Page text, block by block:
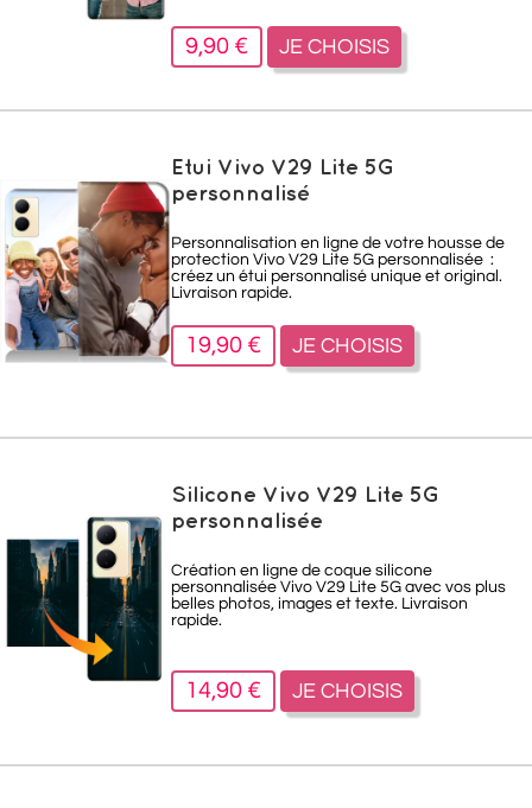
9,90 € JE CHOISIS
Etui Vivo V29 Lite 5G
personnalisé
Personnalisation en ligne de votre housse de
protection Vivo V29 Lite 5G personnalisée :
créez un étui personnalisé unique et original.
Livraison rapide.
19,90 € JE CHOISIS
Silicone Vivo V29 Lite 5G
personnalisée
Création en ligne de coque silicone
personnalisée Vivo V29 Lite 5G avec vos plus
belles photos, images et texte. Livraison
rapide.
14,90 € JE CHOISIS